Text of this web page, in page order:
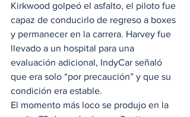
Kirkwood golpeó el asfalto, el piloto fue
capaz de conducirlo de regreso a boxes
y permanecer en la carrera. Harvey fue
llevado a un hospital para una
evaluación adicional, IndyCar señaló
que era solo “por precaución” y que su
condición era estable.
El momento más loco se produjo en la